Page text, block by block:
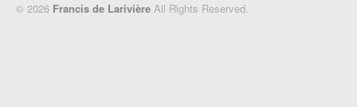
© 2026 Francis de Larivière All Rights Reserved.